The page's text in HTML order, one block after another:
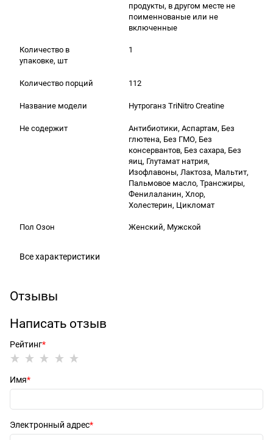
продукты, в другом месте не
поименнованые или не
включенные
Количество в
упаковке, шт
1
Количество порций 112
Название модели Нутроганз TriNitro Creatine
Не содержит
Антибиотики, Аспартам, Без
глютена, Без ГМО, Без
консервантов, Без сахара, Без
яиц, Глутамат натрия,
Изофлавоны, Лактоза, Мальтит,
Пальмовое масло, Трансжиры,
Фенилаланин, Хлор,
Холестерин, Цикломат
Пол Озон Женский, Мужской
Все характеристики
Отзывы
Написать отзыв
Рейтинг
Имя
Электронный адрес